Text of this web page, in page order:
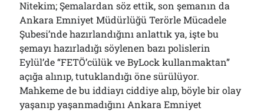
Nitekim; Şemalardan söz ettik, son şemanın da
Ankara Emniyet Müdürlüğü Terörle Mücadele
Şubesi’nde hazırlandığını anlattık ya, işte bu
şemayı hazırladığı söylenen bazı polislerin
Eylül’de “FETÖ’cülük ve ByLock kullanmaktan”
açığa alınıp, tutuklandığı öne sürülüyor.
Mahkeme de bu iddiayı ciddiye alıp, böyle bir olay
yaşanıp yaşanmadığını Ankara Emniyet